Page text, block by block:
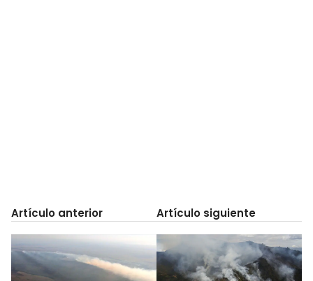
Artículo anterior Artículo siguiente